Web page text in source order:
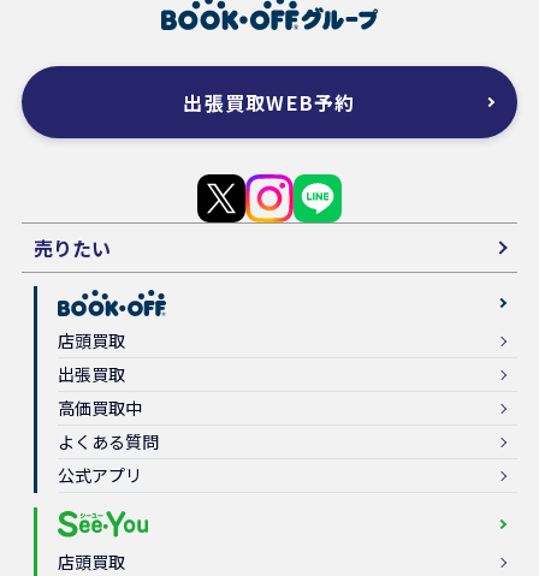
出張買取WEB予約
売りたい
店頭買取
出張買取
高価買取中
よくある質問
公式アプリ
店頭買取